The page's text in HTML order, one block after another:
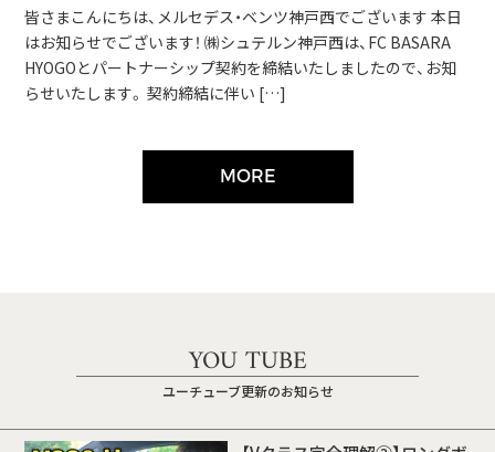
皆さまこんにちは、メルセデス・ベンツ神戸西でございます 本日
はお知らせでございます！ ㈱シュテルン神戸西は、FC BASARA
HYOGOとパートナーシップ契約を締結いたしましたので、お知
らせいたします。 契約締結に伴い […]
MORE
YOU TUBE
ユーチューブ更新のお知らせ